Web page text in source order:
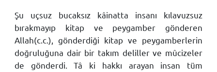
Şu uçsuz bucaksız kâinatta insanı kılavuzsuz
bırakmayıp kitap ve peygamber gönderen
Allah(c.c.), gönderdiği kitap ve peygamberlerin
doğruluğuna dair bir takım deliller ve mûcizeler
de gönderdi. Tâ ki hakkı arayan insan tüm